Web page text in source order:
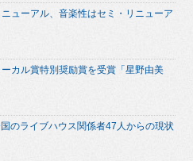
ューアル、音楽性はセミ・リニューア
カル賞特別奨励賞を受賞「星野由美
のライブハウス関係者47人からの現状